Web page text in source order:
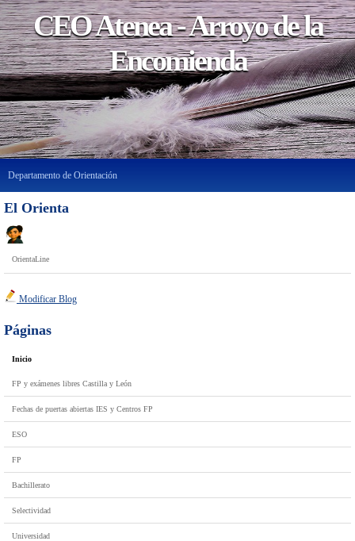
CEO Atenea - Arroyo de la
Encomienda
Departamento de Orientación
El Orienta
OrientaLine
Modificar Blog
Páginas
Inicio
FP y exámenes libres Castilla y León
Fechas de puertas abiertas IES y Centros FP
ESO
FP
Bachillerato
Selectividad
Universidad